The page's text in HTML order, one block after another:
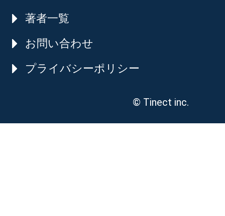
著者一覧
お問い合わせ
プライバシーポリシー
© Tinect inc.